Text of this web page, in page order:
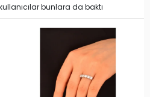
bunlara da baktı